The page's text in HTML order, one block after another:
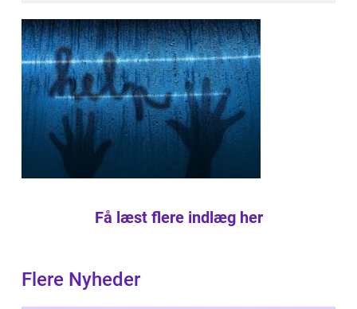
Få læst flere indlæg her
Flere Nyheder